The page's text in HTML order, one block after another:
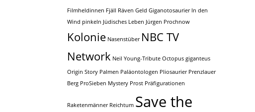
Filmheldinnen Fjäll Räven Geld Giganotosaurier In den
Wind pinkeln Jüdisches Leben Jürgen Prochnow
Kolonie Nasenstüber NBC TV
Network Neil Young-Tribute Octopus giganteus
Origin Story Palmen Paläontologen Pliosaurier Prenzlauer
Berg ProSieben Mystery Prost Präfigurationen
Raketenmänner Reichtum Save the